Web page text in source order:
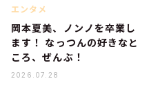
エンタメ
岡本夏美、ノンノを卒業し
ます！ なっつんの好きなと
ころ、ぜんぶ！
2026.07.28